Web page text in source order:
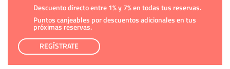
Descuento directo entre 1% y 7% en todas tus reservas.
Puntos canjeables por descuentos adicionales en tus
próximas reservas.
REGÍSTRATE